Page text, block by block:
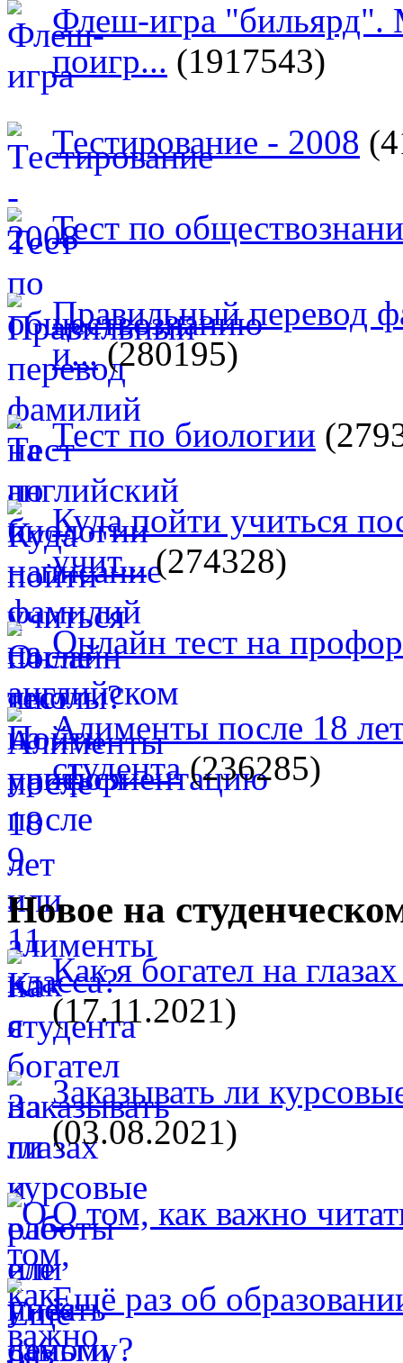
Флеш-игра "бильярд".
поигр... (1917543)
Тестирование - 2008
Тест по
Правильный перевод
и...(280195)
Тест по биологии
Куда пойти учиться
учит...(274328)
Онлайн тест на
Алименты после 18
студента(236285)
Новое на
Как я богател на
(17.11.2021)
Заказывать ли
(03.08.2021)
О том, как важно
Ещё раз об